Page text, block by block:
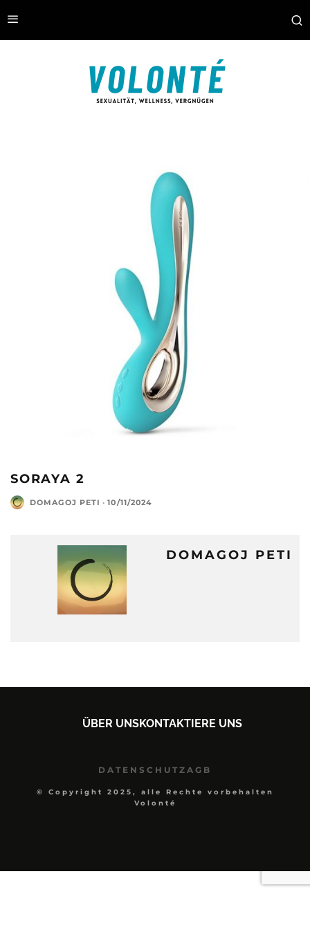
SORAYA 2
DOMAGOJ PETI · 10/11/2024
DOMAGOJ PETI
ÜBER UNSKONTAKTIERE UNS
DATENSCHUTZ AGB
© Copyright 2025, alle Rechte vorbehalten
Volonté